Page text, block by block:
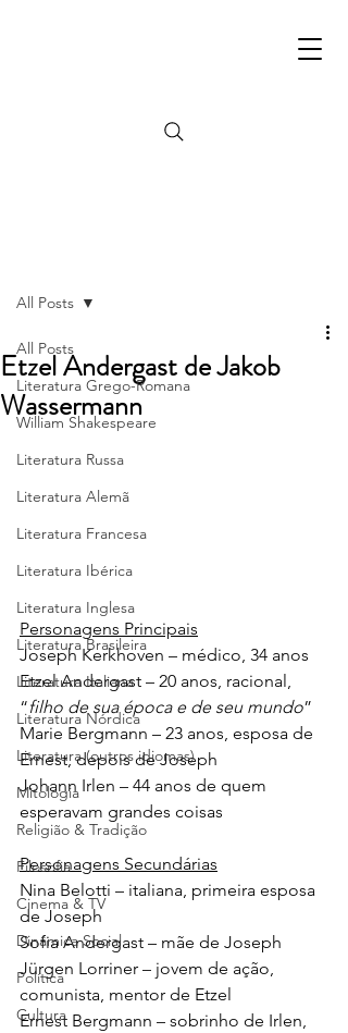
All Posts
Literatura Grego-Romana
William Shakespeare
Literatura Russa
Literatura Alemã
Literatura Francesa
Literatura Ibérica
Literatura Inglesa
Literatura Brasileira
Literatura Italiana
Literatura Nórdica
Literatura (outros idiomas)
Mitologia
Religião & Tradição
Filosofia
Cinema & TV
Dinâmica Social
Política
Cultura
All Posts
Etzel Andergast de Jakob
Wassermann
Personagens Principais
Joseph Kerkhoven – médico, 34 anos
Etzel Andergast – 20 anos, racional,
“filho de sua época e de seu mundo”
Marie Bergmann – 23 anos, esposa de
Ernest, depois de Joseph
Johann Irlen – 44 anos de quem
esperavam grandes coisas
Personagens Secundárias
Nina Belotti – italiana, primeira esposa
de Joseph
Sofia Andergast – mãe de Joseph
Jürgen Lorriner – jovem de ação,
comunista, mentor de Etzel
Ernest Bergmann – sobrinho de Irlen,